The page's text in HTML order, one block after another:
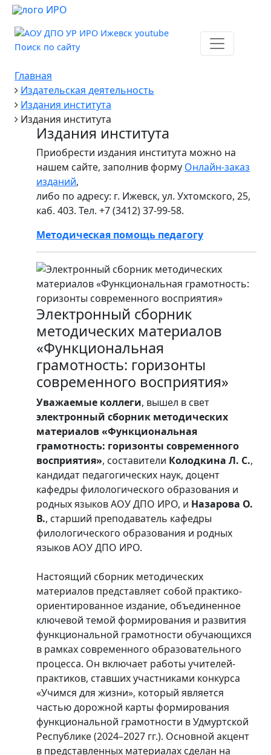
Поиск по сайту
Главная
Издательская деятельность
Издания института
Издания института
Издания института
Приобрести издания института можно на
нашем сайте, заполнив форму Онлайн-заказ
изданий,
либо по адресу: г. Ижевск, ул. Ухтомского, 25,
каб. 403. Тел. +7 (3412) 37-99-58.
Методическая помощь педагогу
Электронный сборник
методических материалов
«Функциональная
грамотность: горизонты
современного восприятия»
Уважаемые коллеги, вышел в свет
электронный сборник методических
материалов «Функциональная
грамотность: горизонты современного
восприятия», составители Колодкина Л. С.,
кандидат педагогических наук, доцент
кафедры филологического образования и
родных языков АОУ ДПО ИРО, и Назарова О.
В., старший преподаватель кафедры
филологического образования и родных
языков АОУ ДПО ИРО.
Настоящий сборник методических
материалов представляет собой практико-
ориентированное издание, объединенное
ключевой темой формирования и развития
функциональной грамотности обучающихся
в рамках современного образовательного
процесса. Он включает работы учителей-
практиков, ставших участниками конкурса
«Учимся для жизни», который является
частью дорожной карты формирования
функциональной грамотности в Удмуртской
Республике (2024–2027 гг.). Основной акцент
в представленных материалах сделан на